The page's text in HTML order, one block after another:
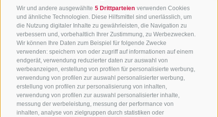
Wir und andere ausgewählte 5 Drittparteien verwenden Cookies
und ähnliche Technologien. Diese Hilfsmittel sind unerlässlich, um
die Nutzung digitaler Inhalte zu gewährleisten, die Navigation zu
verbessern und, vorbehaltlich Ihrer Zustimmung, zu Werbezwecken.
Wir können Ihre Daten zum Beispiel für folgende Zwecke
verwenden: speichern von oder zugriff auf informationen auf einem
endgerät, verwendung reduzierter daten zur auswahl von
werbeanzeigen, erstellung von profilen für personalisierte werbung,
verwendung von profilen zur auswahl personalisierter werbung,
erstellung von profilen zur personalisierung von inhalten,
verwendung von profilen zur auswahl personalisierter inhalte,
messung der werbeleistung, messung der performance von
inhalten, analyse von zielgruppen durch statistiken oder